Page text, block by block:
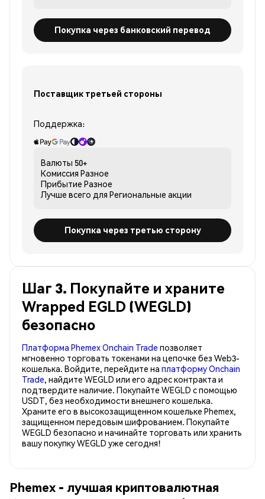
Покупка через банковский перевод
Поставщик третьей стороны
Поддержка:
Валюты 50+
Комиссия Разное
Прибытие Разное
Лучше всего для Региональные акции
Покупка через третью сторону
Шаг 3. Покупайте и храните
Wrapped EGLD (WEGLD)
безопасно
Платформа Phemex Onchain Trade позволяет
мгновенно торговать токенами на цепочке без Web3-
кошелька. Войдите, перейдите на платформу Onchain
Trade, найдите WEGLD или его адрес контракта и
подтвердите наличие. Покупайте WEGLD с помощью
USDT, без необходимости внешнего кошелька.
Храните его в высокозащищенном кошельке Phemex,
защищенном передовым шифрованием. Покупайте
WEGLD безопасно и начинайте торговать или хранить
вашу покупку WEGLD уже сегодня!
Phemex - лучшая криптовалютная